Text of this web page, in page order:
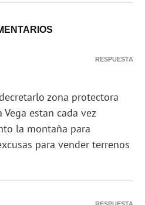
zona protectora
estan cada vez
la montaña para
para vender terrenos
RESPUESTA